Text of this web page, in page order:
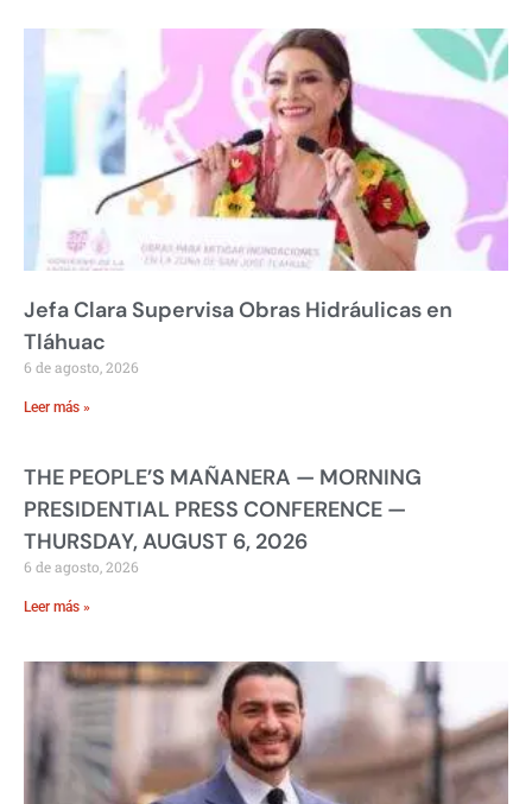
Jefa Clara Supervisa Obras Hidráulicas en
Tláhuac
6 de agosto, 2026
Leer más »
THE PEOPLE’S MAÑANERA — MORNING
PRESIDENTIAL PRESS CONFERENCE —
THURSDAY, AUGUST 6, 2026
6 de agosto, 2026
Leer más »